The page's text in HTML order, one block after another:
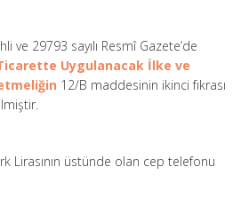
ve 29793 sayılı Resmî Gazete’de
Uygulanacak İlke ve
12/B maddesinin ikinci fıkrası
Lirasının üstünde olan cep telefonu